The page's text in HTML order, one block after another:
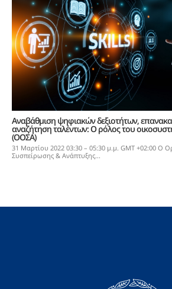
Αναβάθμιση ψηφιακών δεξιοτήτων,
αναζήτηση ταλέντων: Ο ρόλος του
(ΟΟΣΑ)
31 Μαρτίου 2022 03:30 – 05:30 μ.μ. GMT +02:00 O
Συσπείρωσης & Ανάπτυξης...